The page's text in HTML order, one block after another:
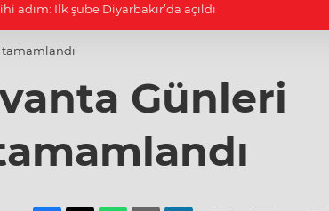
tamamlandı
Günleri